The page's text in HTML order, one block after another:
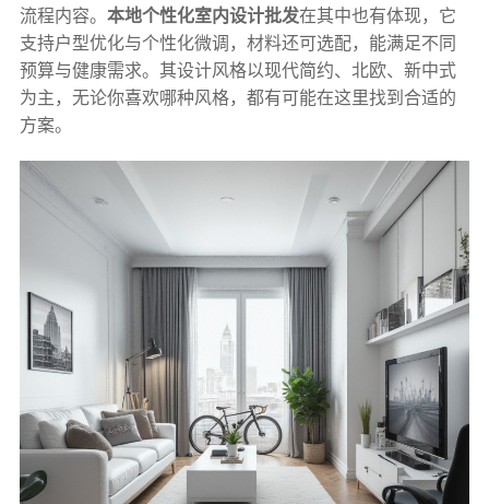
流程内容。 本地个性化室内设计批发在其中也有体现，它
支持户型优化与个性化微调，材料还可选配，能满足不同
预算与健康需求。其设计风格以现代简约、北欧、新中式
为主，无论你喜欢哪种风格，都有可能在这里找到合适的
方案。